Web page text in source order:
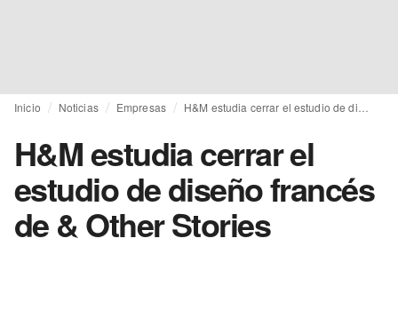
Inicio Noticias Empresas
H&M estudia cerrar el
estudio de diseño francés
de & Other Stories